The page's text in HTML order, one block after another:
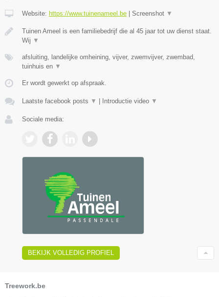
Website: https://www.tuinenameel.be Screenshot ▼
Tuinen Ameel is een familiebedrijf die al 45 jaar tot uw dienst staat.
Wij ▼
afsluiting, landelijke omheining, vijver, zwemvijver, zwembad,
tuinhuis en ▼
Er wordt gewerkt op afspraak.
Laatste facebook posts ▼ Introductie video ▼
Sociale media:
BEKIJK VOLLEDIG PROFIEL
Treework.be